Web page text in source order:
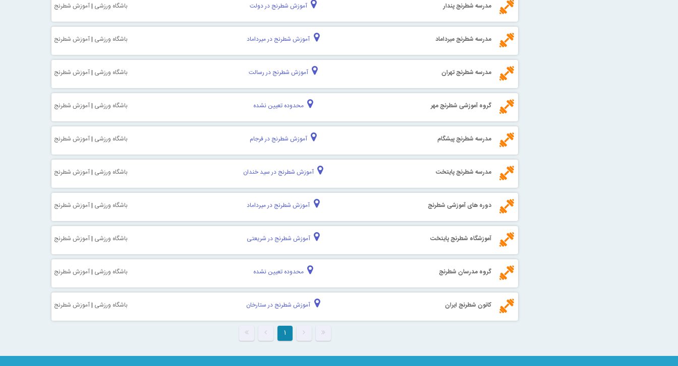
مدرسه شطرنج پندار آموزش شطرنج در دولت باشگاه ورزشی |آموزش شطرنج
مدرسه شطرنج میرداماد آموزش شطرنج در میرداماد باشگاه ورزشی |آموزش شطرنج
مدرسه شطرنج تهران آموزش شطرنج در رسالت باشگاه ورزشی |آموزش شطرنج
گروه آموزشی شطرنج مهر محدوده تعیین نشده باشگاه ورزشی |آموزش شطرنج
مدرسه شطرنج پیشگام آموزش شطرنج در فرجام باشگاه ورزشی |آموزش شطرنج
مدرسه شطرنج پایتخت آموزش شطرنج در سید خندان باشگاه ورزشی |آموزش شطرنج
دوره های آموزشی شطرنج آموزش شطرنج در میرداماد باشگاه ورزشی |آموزش شطرنج
آموزشگاه شطرنج پایتخت آموزش شطرنج در شریعتی باشگاه ورزشی |آموزش شطرنج
گروه مدرسان شطرنج محدوده تعیین نشده باشگاه ورزشی |آموزش شطرنج
کانون شطرنج ایران آموزش شطرنج در ستارخان باشگاه ورزشی |آموزش شطرنج
۱